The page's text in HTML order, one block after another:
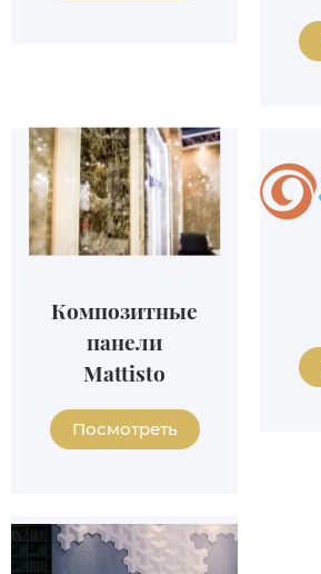
Композитные
панели
Mattisto
Посмотреть